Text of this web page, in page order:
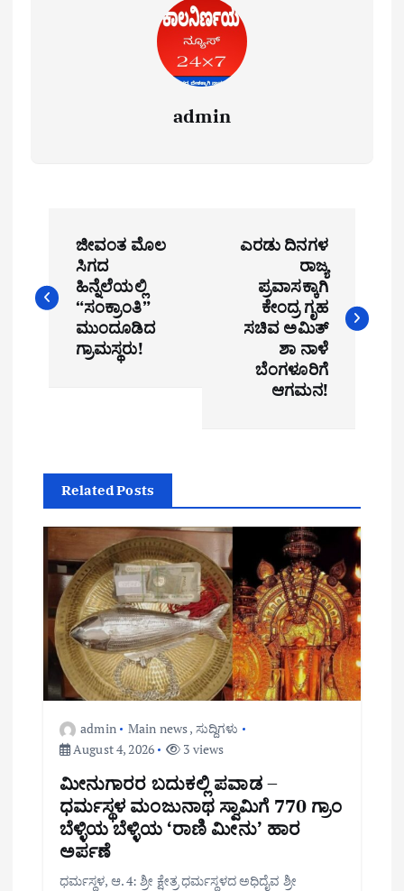
admin
s
g
o
n
ಜೀವಂತ ಮೊಲ
ಸಿಗದ
ಹಿನ್ನೆಲೆಯಲ್ಲಿ
“ಸಂಕ್ರಾಂತಿ”
ಮುಂದೂಡಿದ
ಗ್ರಾಮಸ್ಥರು!
ಎರಡು ದಿನಗಳ
ರಾಜ್ಯ
ಪ್ರವಾಸಕ್ಕಾಗಿ
ಕೇಂದ್ರ ಗೃಹ
ಸಚಿವ ಅಮಿತ್
ಶಾ ನಾಳೆ
ಬೆಂಗಳೂರಿಗೆ
ಆಗಮನ!
Related Posts
admin Main news, ಸುದ್ದಿಗಳು
August 4, 2026
3 views
ಮೀನುಗಾರರ ಬದುಕಲ್ಲಿ ಪವಾಡ –
ಧರ್ಮಸ್ಥಳ ಮಂಜುನಾಥ ಸ್ವಾಮಿಗೆ 770 ಗ್ರಾಂ
ಬೆಳ್ಳಿಯ ಬೆಳ್ಳಿಯ ‘ರಾಣಿ ಮೀನು’ ಹಾರ
ಅರ್ಪಣೆ
ಧರ್ಮಸ್ಥಳ, ಆ. 4: ಶ್ರೀ ಕ್ಷೇತ್ರ ಧರ್ಮಸ್ಥಳದ ಅಧಿದೈವ ಶ್ರೀ